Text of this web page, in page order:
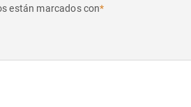
están marcados con*